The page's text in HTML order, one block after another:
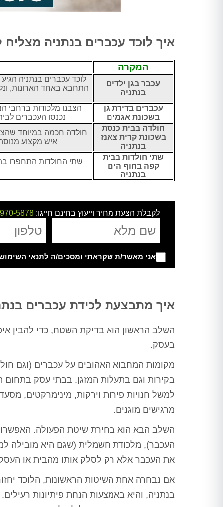
איך לוכד עכברים בנתניה
המקרה
עכבר בגן ילדים
בנתניה
לוכד עכברים בנתניה
התחבא באחד הארונות,
עכברים בדירת גן
בשכונת אגמים
הצבנו מלכודות ברחבי
נכנסו העכברים
חולדה בבית כנסת
בשכונת קרית צאנז
בנתניה
חולדה חכמה במיוחד
איש מקצוע
שתי חולדות בבית
קפה בחוף הים
בנתניה
שתי החולדות התחפרו
לקבלת הצעת מחיר וייעוץ בחינם חייגו: 5878
אני מאשר/ת שקראתי ומסכים/ה לתנאי
איך מתבצעת לכידת עכברים
השלב הראשון הוא בדיקת השטח, כדי להבין
בעסק.
מקומות המחבוא האהובים על עכברים (וגם
בקירות וגם בתעלות המזגן. בבתי עסק
למשל חנויות פירות וירקות, מינימרקטים,
מרגישים מוגנים.
השלב הבא הוא בחירת שיטת הפעולה.
העכבר), מלכודת חשמלית (שגם היא מובילה
את העכבר אלא רק לסלק אותו מהבית או
אם נבחרה אחת השיטות הראשונות, הלוכד
בנתניה, והיא באמצעות הנחת פיתיונות
יובל דהן
תודה לערן על
חצר, מחיר הוגן,
כרגע כבר חודש
תודה
ורד מועלם - בת ים
חיפשנו מישהו שיטפל לנו בבעיית
מדבירים שלא הצליחו לפתור את
הגענו לערן לאחר המלצות רבות, אין
ספק שמדובר באיש מקצוע משכמו